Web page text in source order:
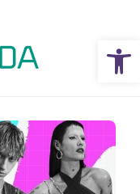
Abrir a barra de ferramentas